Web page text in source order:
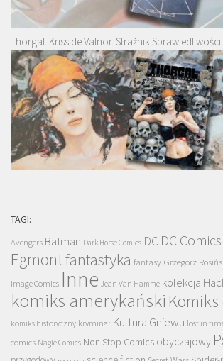
Thorgal. Kriss de Valnor. Strażnik
TAGI:
Avengers Batman Dark Horse Comics DC DC Comics
Egmontfantastyka fantasy Grzegorz
Image Comics Inne Jean Van Hamme kolekcja
komiks amerykański
komiks historyczny kryminał Kultura Gniewu lost in
comics Nagle Comics Non Stop Comics obyczajowy